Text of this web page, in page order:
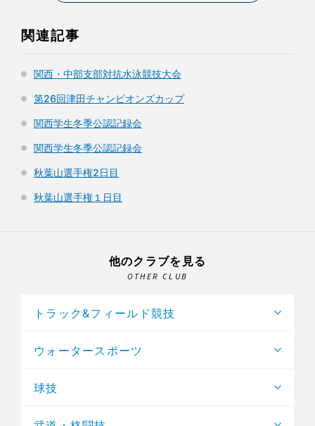
関連記事
関西・中部支部対抗水泳競技大会
第26回津田チャンピオンズカップ
関西学生冬季公認記録会
関西学生冬季公認記録会
秋葉山選手権2日目
秋葉山選手権１日目
他のクラブを見る
OTHER CLUB
トラック&フィールド競技
ウォータースポーツ
球技